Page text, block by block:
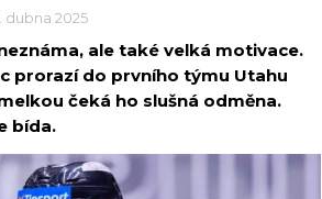
dubna 2025
ale také velká motivace.
prorazí do prvního týmu Utahu
čeká ho slušná odměna.
bída.